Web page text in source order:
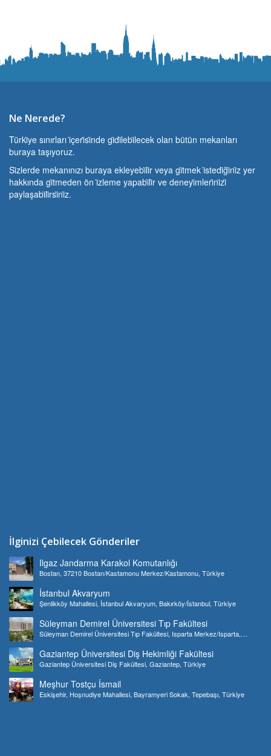
Ne Nerede?
Türki̇ye sınırları i̇çeri̇si̇nde gi̇di̇lebi̇lecek olan bütün mekanları
buraya taşıyoruz.
Si̇zlerde mekanınızı buraya ekleyebi̇li̇r veya gi̇tmek i̇stedi̇ği̇ni̇z yer
hakkında gi̇tmeden ön i̇zleme yapabi̇li̇r ve deneyi̇mleri̇ni̇zi̇
paylaşabi̇li̇rsi̇ni̇z.
İlginizi Çebilecek Gönderiler
Ilgaz Jandarma Karakol Komutanlığı
Bostan, 37210 Bostan/Kastamonu Merkez/Kastamonu, Türkiye
İstanbul Akvaryum
Şenlikköy Mahallesi, İstanbul Akvaryum, Bakırköy/İstanbul, Türkiye
Süleyman Demirel Üniversitesi Tıp Fakültesi
Süleyman Demirel Üniversitesi Tıp Fakültesi, Isparta Merkez/Isparta,
Gaziantep Üniversitesi Diş Hekimliği Fakültesi
Gaziantep Üniversitesi Diş Fakültesi, Gaziantep, Türkiye
Meşhur Tostçu İsmail
Eskişehir, Hoşnudiye Mahallesi, Bayramyeri Sokak, Tepebaşı, Türkiye